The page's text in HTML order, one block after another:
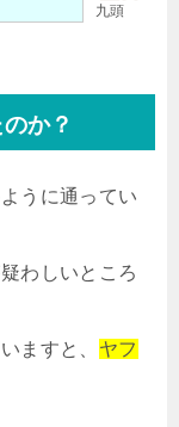
九頭
か？
うに通ってい
わしいところ
ますと、 ヤフ